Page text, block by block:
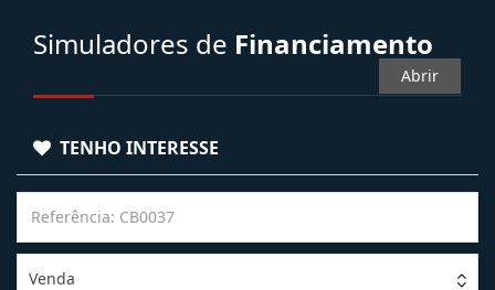
Simuladores de Financiamento
Abrir
TENHO INTERESSE
Venda